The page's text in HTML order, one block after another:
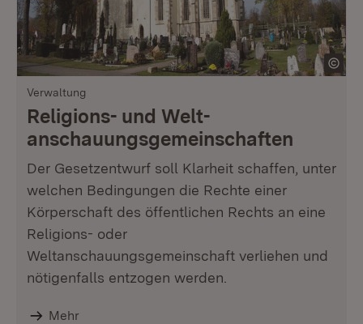
Verwaltung
Religions- und Welt­
anschauungsgemeinschaften
Der Gesetzentwurf soll Klarheit schaffen, unter
welchen Bedingungen die Rechte einer
Körperschaft des öffentlichen Rechts an eine
Religions- oder
Weltanschauungsgemeinschaft verliehen und
nötigenfalls entzogen werden.
Mehr